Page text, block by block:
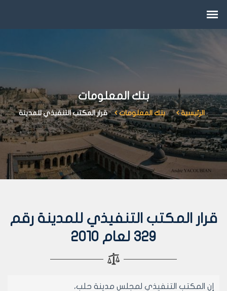
بنك المعلومات
الرئيسية بنك المعلومات قرار المكتب التنفيذي للمدينة
قرار المكتب التنفيذي للمدينة رقم
329 لعام 2010
إن المكتب التنفيذي لمجلس مدينة حلب،